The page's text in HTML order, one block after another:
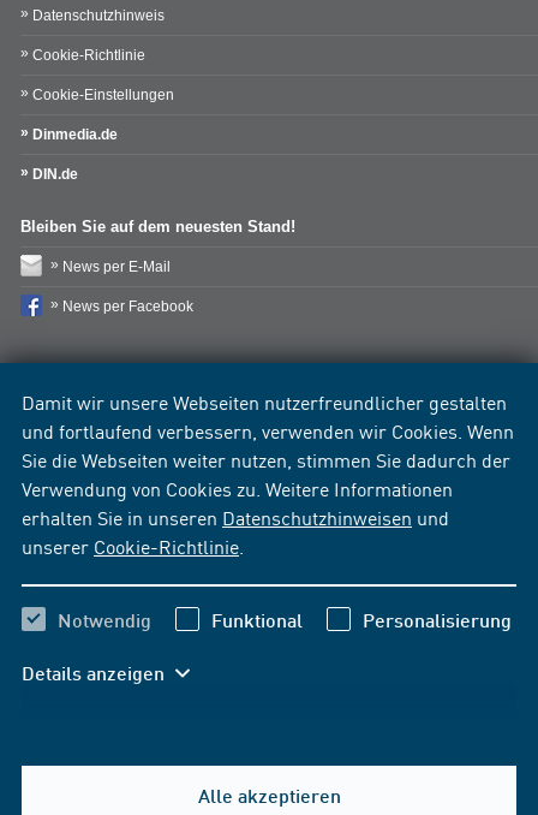
Damit wir unsere Webseiten nutzerfreundlicher gestalten
und fortlaufend verbessern, verwenden wir Cookies. Wenn
Sie die Webseiten weiter nutzen, stimmen Sie dadurch der
Verwendung von Cookies zu. Weitere Informationen
erhalten Sie in unseren Datenschutzhinweisen und
unserer Cookie-Richtlinie
Notwendig Funktional Personalisierung
Details anzeigen
Alle akzeptieren
Datenschutzhinweis
Cookie-Richtlinie
Cookie-Einstellungen
Dinmedia.de
DIN.de
Bleiben Sie auf dem neuesten Stand!
News per E-Mail
News per Facebook